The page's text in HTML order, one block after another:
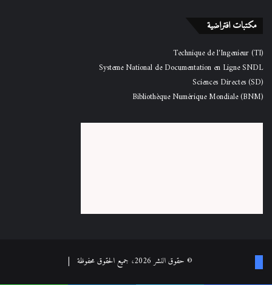
مكتبات افتراضية
Technique de l'Ingenieur (TI)
Systeme National de Documentation en Ligne SNDL
Sciences Directes (SD)
Bibliothèque Numérique Mondiale (BNM)
© حقوق النشر 2026، جميع الحقوق محفوظة |